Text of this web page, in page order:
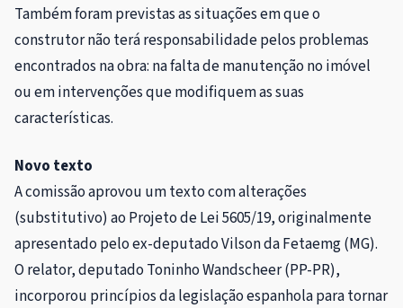
Também foram previstas as situações em que o
construtor não terá responsabilidade pelos problemas
encontrados na obra: na falta de manutenção no imóvel
ou em intervenções que modifiquem as suas
características.
Novo texto
A comissão aprovou um texto com alterações
(substitutivo) ao Projeto de Lei 5605/19, originalmente
apresentado pelo ex-deputado Vilson da Fetaemg (MG).
O relator, deputado Toninho Wandscheer (PP-PR),
incorporou princípios da legislação espanhola para tornar